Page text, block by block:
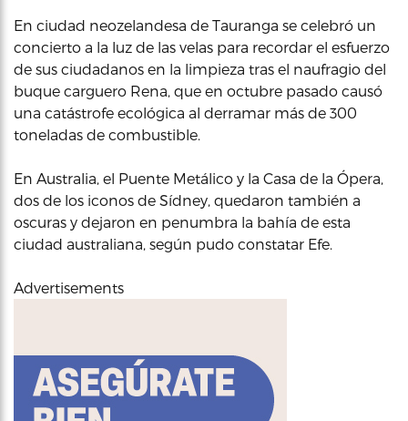
En ciudad neozelandesa de Tauranga se celebró un
concierto a la luz de las velas para recordar el esfuerzo
de sus ciudadanos en la limpieza tras el naufragio del
buque carguero Rena, que en octubre pasado causó
una catástrofe ecológica al derramar más de 300
toneladas de combustible.
En Australia, el Puente Metálico y la Casa de la Ópera,
dos de los iconos de Sídney, quedaron también a
oscuras y dejaron en penumbra la bahía de esta
ciudad australiana, según pudo constatar Efe.
Advertisements